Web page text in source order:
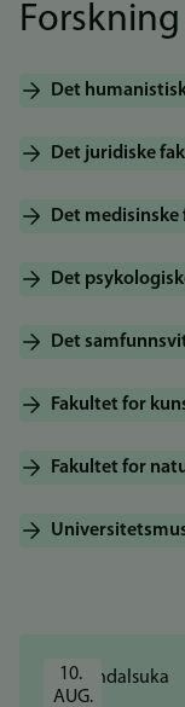
Det
Det juridiske
Det
Det
Det
Fakultet for
Fakultet for
10.
AUG.